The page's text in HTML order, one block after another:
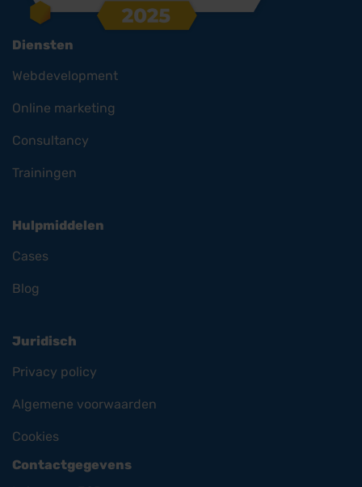
Diensten
Webdevelopment
Online marketing
Consultancy
Trainingen
Hulpmiddelen
Cases
Blog
Juridisch
Privacy policy
Algemene voorwaarden
Cookies
Contactgegevens